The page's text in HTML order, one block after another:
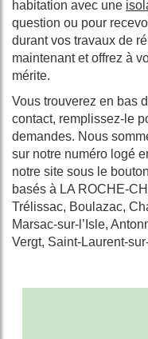
habitation avec une
question ou pour
durant vos travaux de
maintenant et offrez à
mérite.
Vous trouverez en bas
contact, remplissez-le
demandes. Nous
sur notre numéro logé
notre site sous le
basés à LA ROCHE-
Trélissac, Boulazac,
Marsac-sur-l’Isle,
Vergt, Saint-Laurent-